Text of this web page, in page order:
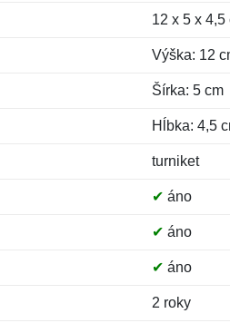
12 x 5 x 4,5
Výška: 12
Šírka: 5 cm
Hĺbka: 4,5
turniket
✔ áno
✔ áno
✔ áno
2 roky